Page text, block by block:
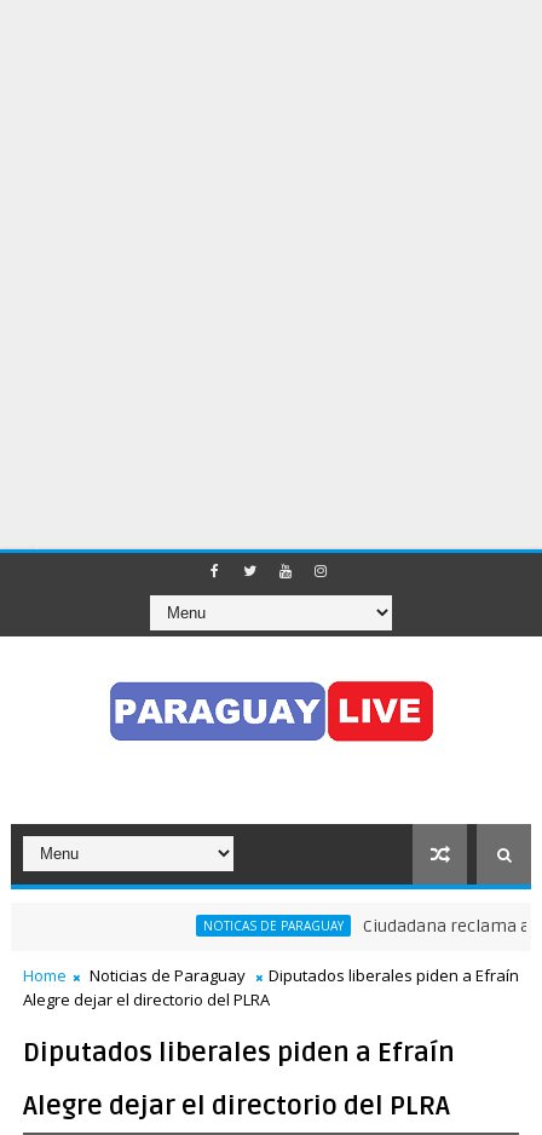
NOTICAS DE PARAGUAY Ciudadana reclama a
Home Noticias de Paraguay
Diputados liberales piden a Efraín
Alegre dejar el directorio del PLRA
Diputados liberales piden a Efraín
Alegre dejar el directorio del PLRA